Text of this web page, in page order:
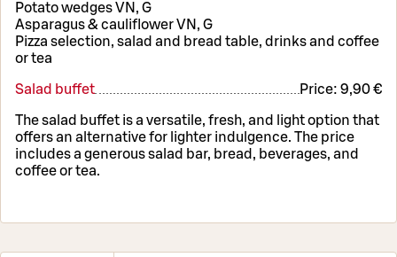
Potato wedges VN, G
Asparagus & cauliflower VN, G
Pizza selection, salad and bread table, drinks and coffee
or tea
Salad buffet Price: 9,90 €
The salad buffet is a versatile, fresh, and light option that
offers an alternative for lighter indulgence. The price
includes a generous salad bar, bread, beverages, and
coffee or tea.